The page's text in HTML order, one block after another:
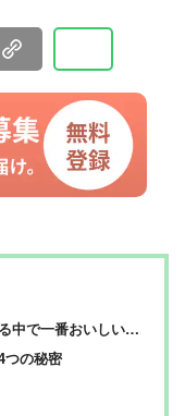
遊舎の理念である「遊
目線で本音の商品テス
ディアです。毎月28日
用品から収納インテリ
の商品を徹底的に検
検証機関が実際に使っ
「お役立ち情報」を厳
高橋咲彩を中心に、11
記事制作を行っていま
一番おいしいのは？
つの秘密